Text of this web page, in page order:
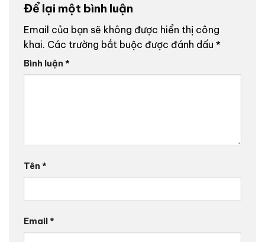
Để lại một bình luận
Email của bạn sẽ không được hiển thị công
khai. Các trường bắt buộc được đánh dấu *
Bình luận *
Tên *
Email*